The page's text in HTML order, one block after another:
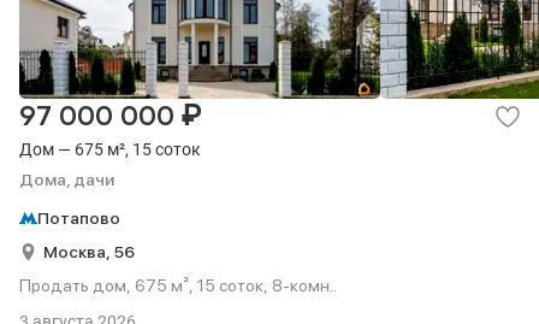
Дом — 675 м², 15 соток
Дома, дачи
97 000 000 ₽
Потапово
Москва, 56
Продать дом, 675 м², 15 соток, 8-комн..